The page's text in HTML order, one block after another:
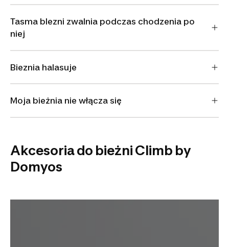
Tasma blezni zwalnia podczas chodzenia po
niej
Bieznia halasuje
Moja bieżnia nie włącza się
Akcesoria do bieżni Climb by
Domyos